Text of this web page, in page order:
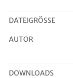
DATEIGRÖSSE
AUTOR
DOWNLOADS